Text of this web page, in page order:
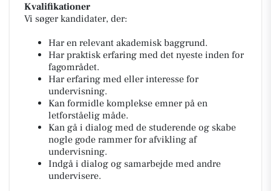
Kvalifikationer
Vi søger kandidater, der:
Har en relevant akademisk baggrund.
Har praktisk erfaring med det nyeste inden for
fagområdet.
Har erfaring med eller interesse for
undervisning.
Kan formidle komplekse emner på en
letforståelig måde.
Kan gå i dialog med de studerende og skabe
nogle gode rammer for afvikling af
undervisning.
Indgå i dialog og samarbejde med andre
undervisere.